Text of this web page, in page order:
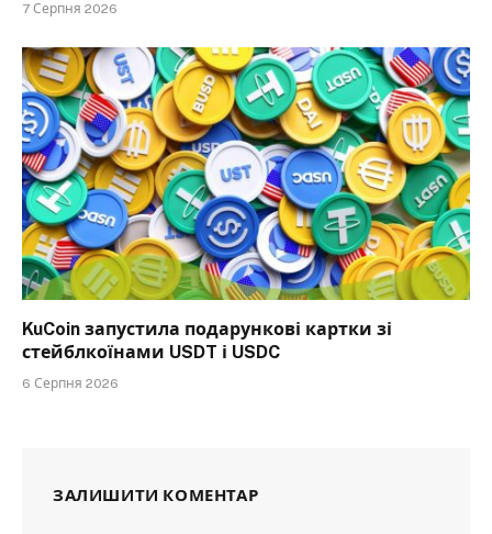
7 Серпня 2026
KuCoin запустила подарункові картки зі
стейблкоїнами USDT і USDC
6 Серпня 2026
ЗАЛИШИТИ КОМЕНТАР